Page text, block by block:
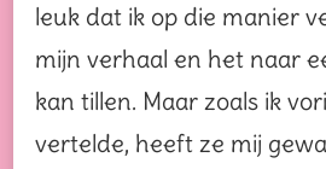
leuk dat ik op die manier
mijn verhaal en het naar
kan tillen. Maar zoals ik
vertelde, heeft ze mij